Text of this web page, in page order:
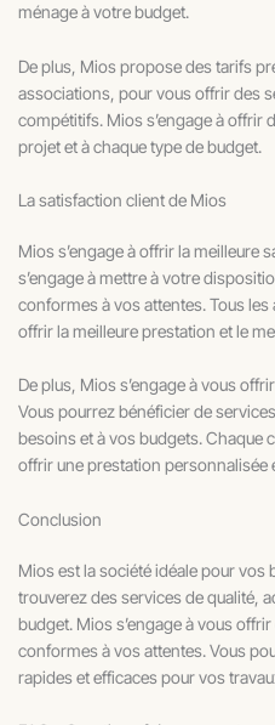
ménage à votre budget.
De plus, Mios propose des tarifs
associations, pour vous offrir des
compétitifs. Mios s’engage à offrir
projet et à chaque type de budget.
La satisfaction client de Mios
Mios s’engage à offrir la meilleure
s’engage à mettre à votre
conformes à vos attentes. Tous
offrir la meilleure prestation et le
De plus, Mios s’engage à vous
Vous pourrez bénéficier de
besoins et à vos budgets. Chaque
offrir une prestation personnalisée
Conclusion
Mios est la société idéale pour vos
trouverez des services de qualité,
budget. Mios s’engage à vous
conformes à vos attentes. Vous
rapides et efficaces pour vos